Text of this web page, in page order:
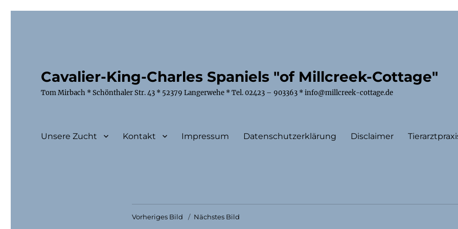
Cavalier-King-Charles Spaniels "of Millcreek-Cottage"
Tom Mirbach * Schönthaler Str. 43 * 52379 Langerwehe * Tel. 02423 – 903363 * info@millcreek-cottage.de
Unsere Zucht Kontakt Impressum Datenschutzerklärung Disclaimer
Vorheriges Bild Nächstes Bild